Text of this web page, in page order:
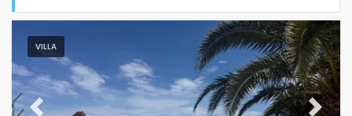
Personas
Dormitorios
Cuartos de baño
VILLA